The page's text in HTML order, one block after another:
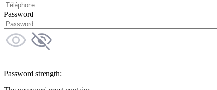
Password
Password strength: